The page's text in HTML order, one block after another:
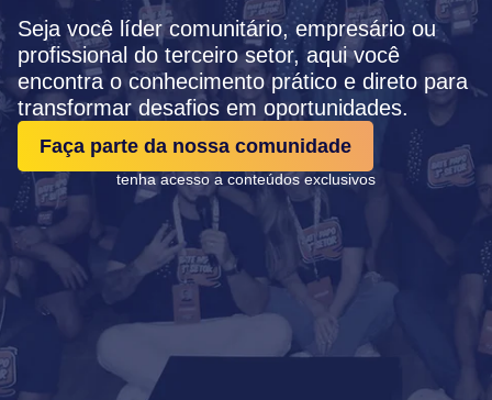
Seja você líder comunitário, empresário ou
profissional do terceiro setor, aqui você
encontra o conhecimento prático e direto para
transformar desafios em oportunidades.
Faça parte da nossa comunidade
tenha acesso a conteúdos exclusivos